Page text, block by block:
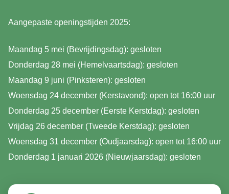
Aangepaste openingstijden 2025:
Maandag 5 mei (Bevrijdingsdag): gesloten
Donderdag 28 mei (Hemelvaartsdag): gesloten
Maandag 9 juni (Pinksteren): gesloten
Woensdag 24 december (Kerstavond): open tot 16:00 uur
Donderdag 25 december (Eerste Kerstdag): gesloten
Vrijdag 26 december (Tweede Kerstdag): gesloten
Woensdag 31 december (Oudjaarsdag): open tot 16:00 uur
Donderdag 1 januari 2026 (Nieuwjaarsdag): gesloten